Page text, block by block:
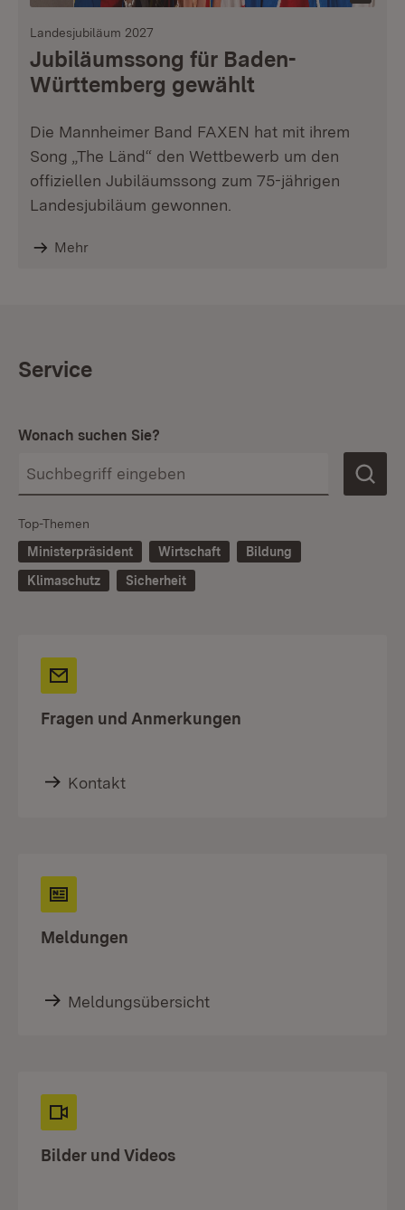
Landesjubiläum 2027
Jubiläumssong für Baden-
Württemberg gewählt
Die Mannheimer Band FAXEN hat mit ihrem
Song „The Länd“ den Wettbewerb um den
offiziellen Jubiläumssong zum 75-jährigen
Landesjubiläum gewonnen.
Mehr
Service
Wonach suchen Sie?
Top-Themen
Ministerpräsident
Wirtschaft
Bildung
Klimaschutz
Sicherheit
Fragen und Anmerkungen
Kontakt
Meldungen
Meldungsübersicht
Bilder und Videos